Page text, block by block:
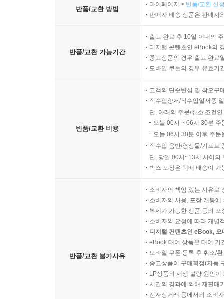
반품/교환 방법
마이페이지 > 반품/교환 신
판매자 배송 상품은 판매자
반품/교환 가능기간
출고 완료 후 10일 이내의
디지털 콘텐츠인 eBook의
중고상품의 경우 출고 완료
모바일 쿠폰의 경우 유효기
반품/교환 비용
고객의 단순변심 및 착오구
직수입양서/직수입일서중
단, 아래의 주문/취소 조건
오늘 00시 ~ 06시 30분
오늘 06시 30분 이후 주
직수입 음반/영상물/기프트
단, 당일 00시~13시 사이의
박스 포장은 택배 배송이
반품/교환 불가사유
소비자의 책임 있는 사유로
소비자의 사용, 포장 개봉
복제가 가능한 상품 등의
소비자의 요청에 따라 개별
디지털 컨텐츠인 eBook,
eBook 대여 상품은 대여 기
모바일 쿠폰 등록 후 취소/
중고상품이 구매확정(자동
LP상품의 재생 불량 원인
시간의 경과에 의해 재판매
전자상거래 등에서의 소비